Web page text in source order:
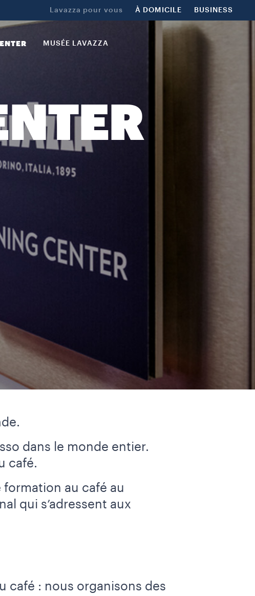
Lavazza pour vous À DOMICILE BUSINESS
MUSÉE LAVAZZA
dans le monde entier.
café.
formation au café au
qui s’adressent aux
café : nous organisons des